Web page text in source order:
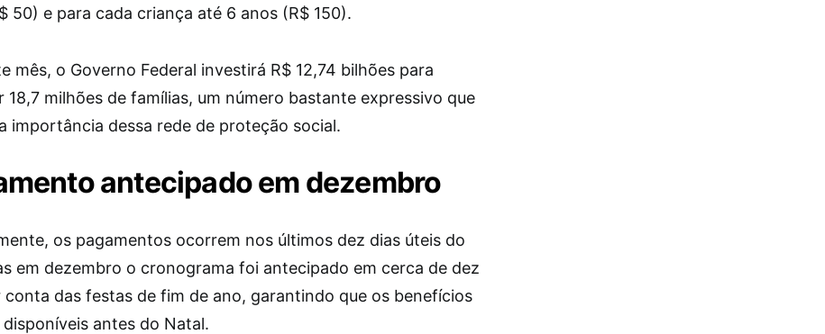
50) e para cada criança até 6 anos (R$ 150).
mês, o Governo Federal investirá R$ 12,74 bilhões para
18,7 milhões de famílias, um número bastante expressivo que
importância dessa rede de proteção social.
antecipado em dezembro
os pagamentos ocorrem nos últimos dez dias úteis do
em dezembro o cronograma foi antecipado em cerca de dez
conta das festas de fim de ano, garantindo que os benefícios
disponíveis antes do Natal.